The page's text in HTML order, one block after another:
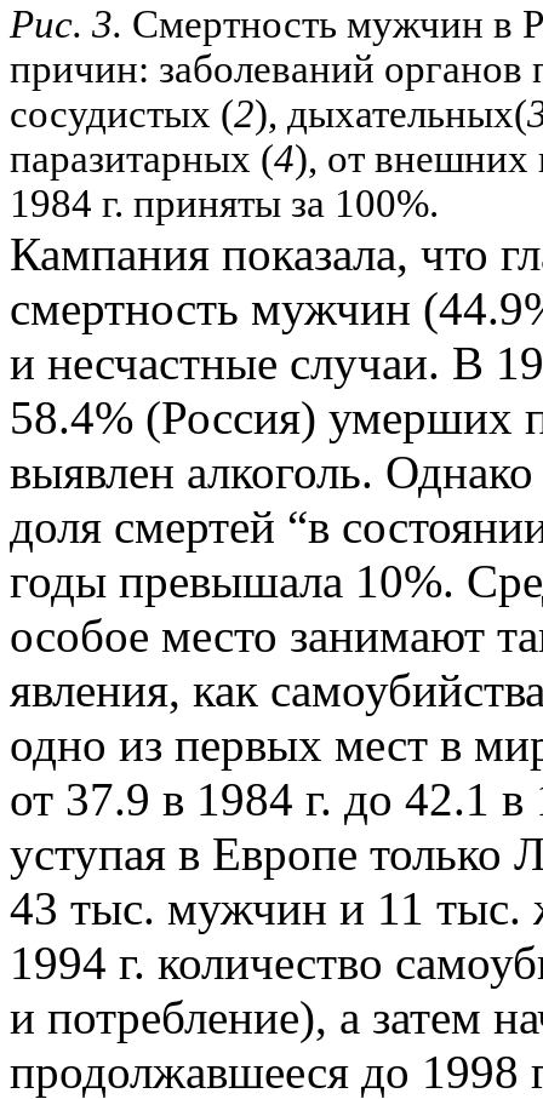
Рис. 3. Смертность мужчин в
причин: заболеваний органов
сосудистых (2), дыхательных(
паразитарных (4), от внешних
1984 г. приняты за 100%.
Кампания показала, что
смертность мужчин
и несчастные случаи. В
58.4% (Россия) умерших
выявлен алкоголь. Однако
доля смертей “в
годы превышала 10%.
особое место занимают
явления, как
одно из первых мест в
от 37.9 в 1984 г. до 42.1
уступая в Европе только
43 тыс. мужчин и 11
1994 г. количество
и потребление), а затем
продолжавшееся до 1998